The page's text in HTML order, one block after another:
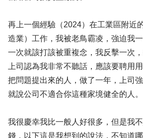
再上一個經驗（2024）在工業區附近
造業）工作，我被老鳥霸凌，強迫我
一次就該打該被重複念，我反擊一次
上司認為我非常不聽話，應該要聘用
把問題提出來的人，做了一年，上司
就說公司不適合你這種家境健全的人。
我很慶幸我比一般人好很多，但是我
錢，以下這是我想到的說法，不知道